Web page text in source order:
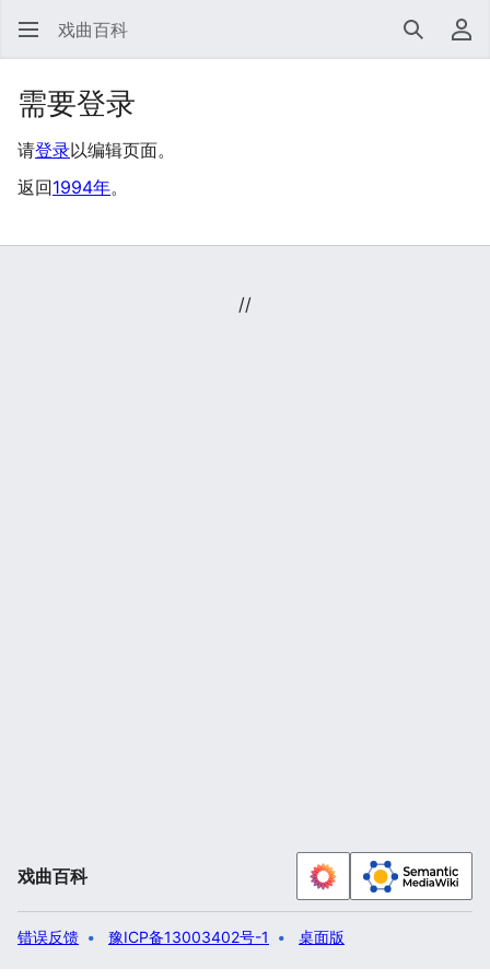
戏曲百科 搜索 用
需要登录
请登录以编辑页面。
返回1994年。
//
戏曲百科
错误反馈 豫ICP备13003402号-1 桌面版